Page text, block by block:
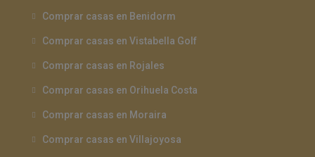
Comprar casas en Benidorm
Comprar casas en Vistabella Golf
Comprar casas en Rojales
Comprar casas en Orihuela Costa
Comprar casas en Moraira
Comprar casas en Villajoyosa